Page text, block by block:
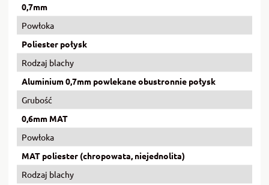
0,7mm
Powłoka
Poliester połysk
Rodzaj blachy
Aluminium 0,7mm powlekane obustronnie połysk
Grubość
0,6mm MAT
Powłoka
MAT poliester (chropowata, niejednolita)
Rodzaj blachy